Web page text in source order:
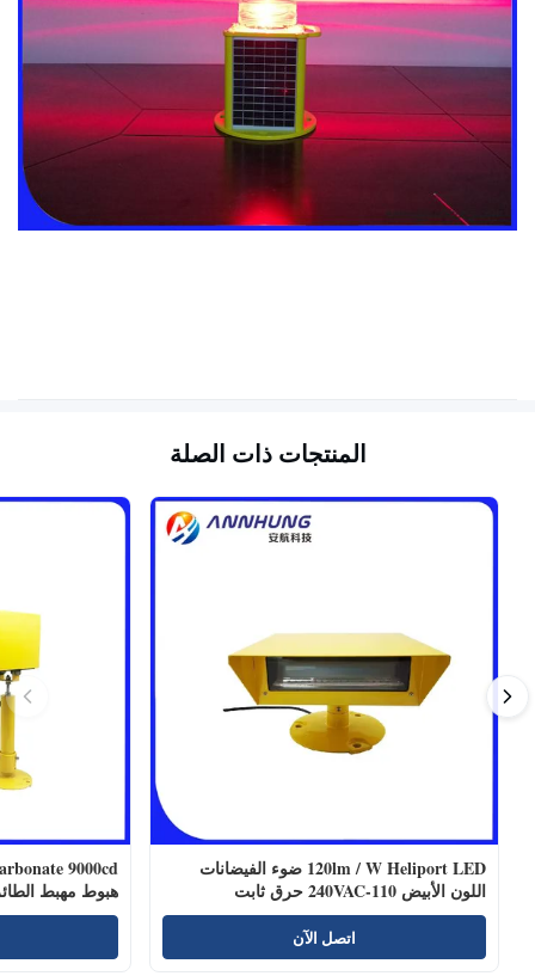
المنتجات ذات الصلة
120lm / W Heliport LED ضوء الفيضانات
اللون الأبيض 110-240VAC حرق ثابت
اتصل الآن
هبوط مهبط